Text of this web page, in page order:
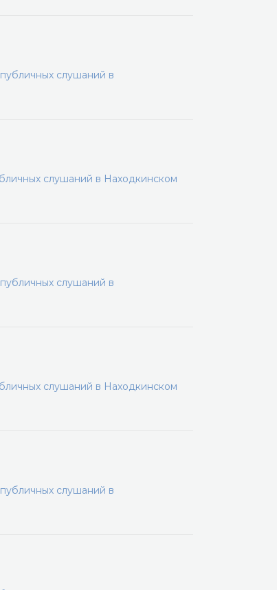
слушаний в
слушаний в Находкинском
слушаний в
слушаний в Находкинском
слушаний в